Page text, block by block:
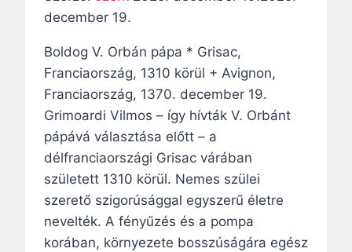
t
n
i
v
i
l
á
g
b
a
n
l
e
g
y
h
á
z
ö
r
e
december 19.
Boldog V. Orbán pápa * Grisac,
Franciaország, 1310 körül + Avignon,
Franciaország, 1370. december 19.
Grimoardi Vilmos – így hívták V. Orbánt
pápává választása előtt – a
délfranciaországi Grisac várában
született 1310 körül. Nemes szülei
szerető szigorúsággal egyszerű életre
nevelték. A fényűzés és a pompa
korában, környezete bosszúságára egész